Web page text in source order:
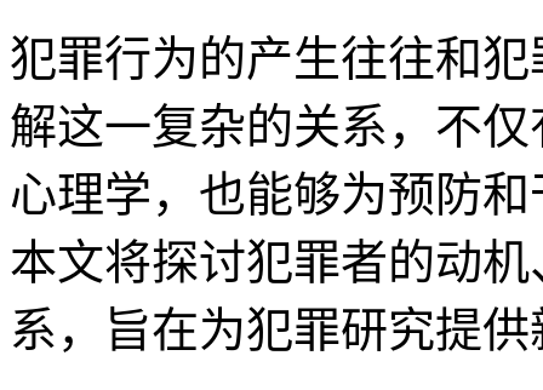
犯罪行为的产生往往和
解这一复杂的关系，不
心理学，也能够为预防
本文将探讨犯罪者的动
系，旨在为犯罪研究提